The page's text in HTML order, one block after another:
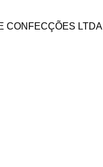
CONFECÇÕES LTDA